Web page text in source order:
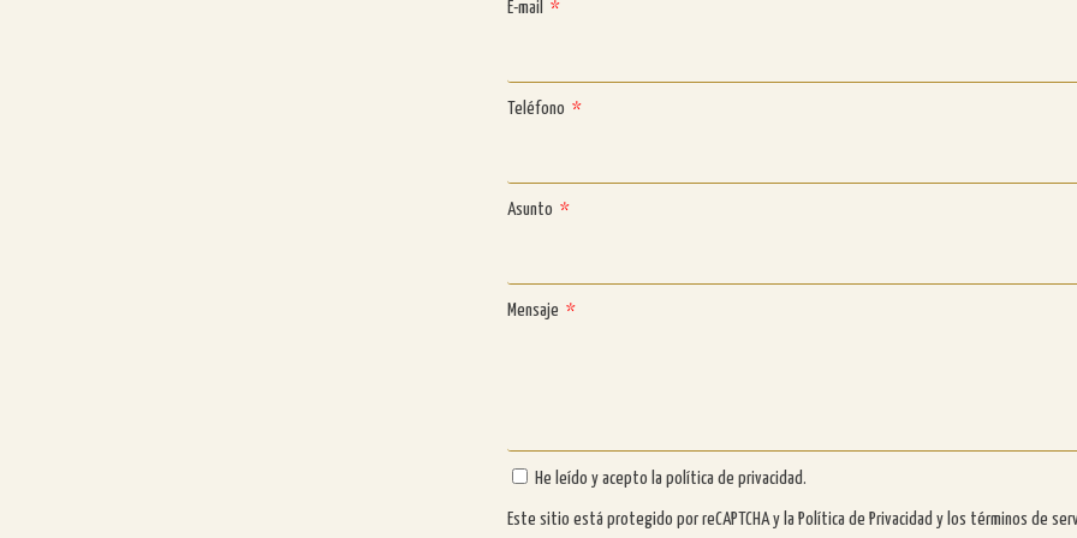
E-mail
Teléfono
Asunto
Mensaje
He leído y acepto la política de privacidad.
Este sitio está protegido por reCAPTCHA y la Política de Privacidad y los términos de